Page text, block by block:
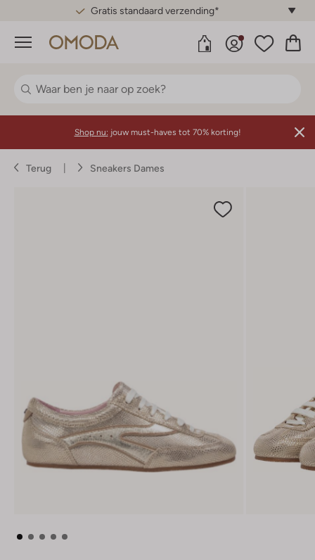
Gratis standaard verzending*
Menu
Shop nu: jouw must-haves tot 70% korting!
Terug Sneakers Dames